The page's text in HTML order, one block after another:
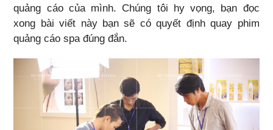
quảng cáo của mình. Chúng tôi hy vọng, bạn đọc
xong bài viết này bạn sẽ có quyết định quay phim
quảng cáo spa đúng đắn.